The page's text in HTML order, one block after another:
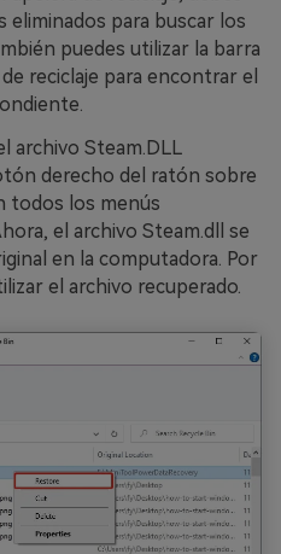
eliminados para buscar los
puedes utilizar la barra
reciclaje para encontrar el
archivo Steam.DLL
derecho del ratón sobre
todos los menús
el archivo Steam.dll se
en la computadora. Por
el archivo recuperado.